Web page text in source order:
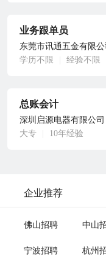
业务跟单员
东莞市讯通五金有限
学历不限
经验不限
总账会计
深圳启源电器有限公司
大专
10年经验
企业推荐
佛山招聘 中山
宁波招聘 杭州